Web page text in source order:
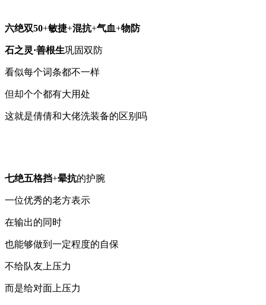
六绝双50+敏捷+混抗+气血+物防
石之灵·善根生巩固双防
看似每个词条都不一样
但却个个都有大用处
这就是倩倩和大佬洗装备的区别吗
七绝五格挡+晕抗的护腕
一位优秀的老方表示
在输出的同时
也能够做到一定程度的自保
不给队友上压力
而是给对面上压力